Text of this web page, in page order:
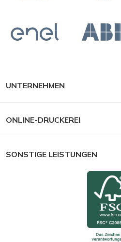
UNTERNEHMEN
ONLINE-DRUCKEREI
SONSTIGE LEISTUNGEN